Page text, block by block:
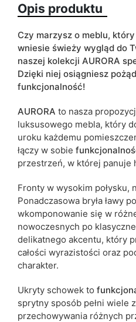
ean13
Termin dostawy:
Ze względu na proces
możliwe są tolerancje
Opis produktu
Czy marzysz o meblu,
wniesie świeży wygląd do
naszej kolekcji AURORA
Dzięki niej osiągniesz
funkcjonalność!
AURORA to nasza
luksusowego mebla, który
uroku każdemu
łączy w sobie
przestrzeń, w której panuje
Fronty w wysokim połysku,
Ponadczasowa bryła ławy
wkomponowanie się w
nowoczesnych po
delikatnego akcentu, który
całości wyrazistości oraz
charakter.
Ukryty schowek to
sprytny sposób pełni wiele
przechowywania różnych